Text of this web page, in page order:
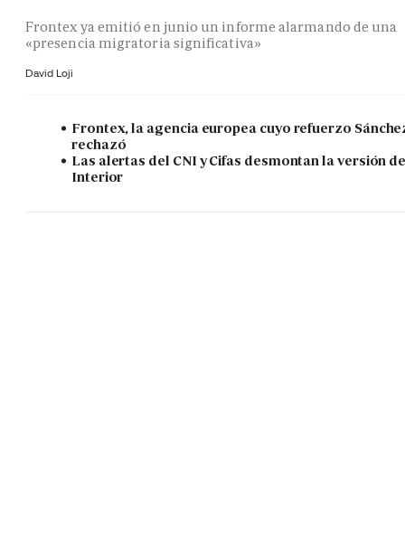
Frontex ya emitió en junio un informe alarmando de una
«presencia migratoria significativa»
David Loji
Frontex, la agencia europea cuyo refuerzo
rechazó
Las alertas del CNI y Cifas desmontan la versión
Interior